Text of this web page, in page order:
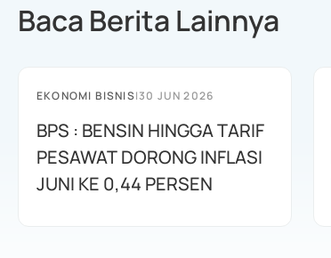
Baca Berita Lainnya
EKONOMI BISNIS|30 JUN 2026
BPS : BENSIN HINGGA TARIF
PESAWAT DORONG INFLASI
JUNI KE 0,44 PERSEN